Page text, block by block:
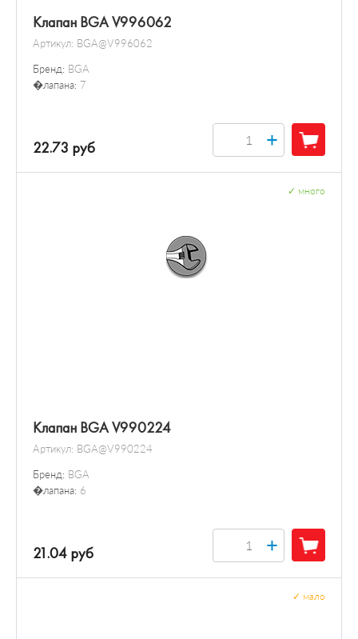
Клапан BGA V996062
Артикул: BGA@V996062
Бренд: BGA
�лапана: 7
22.73 руб +
Клапан BGA V990224
Артикул: BGA@V990224
Бренд: BGA
�лапана: 6
много
21.04 руб +
мало